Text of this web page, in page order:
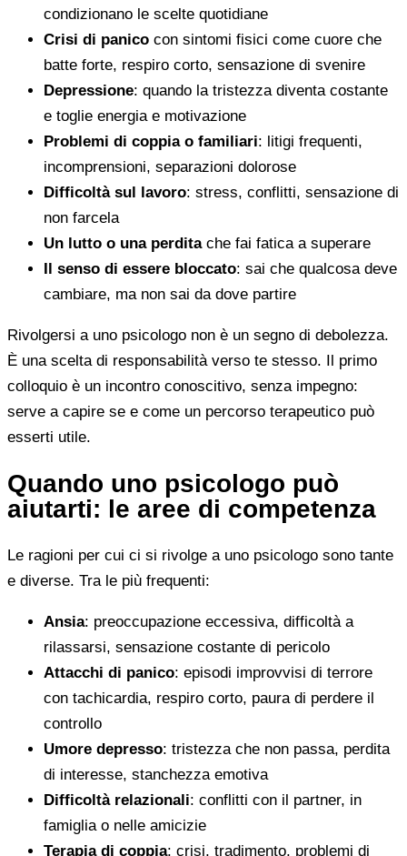
condizionano le scelte quotidiane
Crisi di panico con sintomi fisici come cuore che
batte forte, respiro corto, sensazione di svenire
Depressione: quando la tristezza diventa costante
e toglie energia e motivazione
Problemi di coppia o familiari: litigi frequenti,
incomprensioni, separazioni dolorose
Difficoltà sul lavoro: stress, conflitti, sensazione di
non farcela
Un lutto o una perditache fai fatica a superare
Il senso di essere bloccato: sai che qualcosa deve
cambiare, ma non sai da dove partire
Rivolgersi a uno psicologo non è un segno di debolezza.
È una scelta di responsabilità verso te stesso. Il primo
colloquio è un incontro conoscitivo, senza impegno:
serve a capire se e come un percorso terapeutico può
esserti utile.
Quando uno psicologo può
aiutarti: le aree di competenza
Le ragioni per cui ci si rivolge a uno psicologo sono tante
e diverse. Tra le più frequenti:
Ansia: preoccupazione eccessiva, difficoltà a
rilassarsi, sensazione costante di pericolo
Attacchi di panico: episodi improvvisi di terrore
con tachicardia, respiro corto, paura di perdere il
controllo
Umore depresso: tristezza che non passa, perdita
di interesse, stanchezza emotiva
Difficoltà relazionali: conflitti con il partner, in
famiglia o nelle amicizie
Terapia di coppia: crisi, tradimento, problemi di